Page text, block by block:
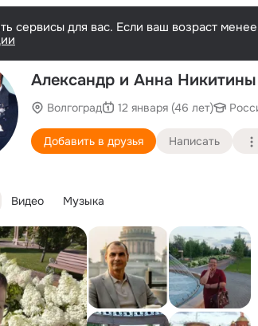
сервисы для вас. Если ваш возраст
Александр и Анна Никитины
Волгоград 12 января (46 лет)
Добавить в друзья Написать
Видео Музыка